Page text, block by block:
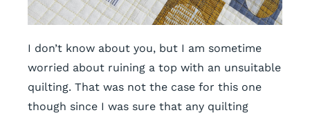
I don’t know about you, but I am sometime
worried about ruining a top with an unsuitable
quilting. That was not the case for this one
though since I was sure that any quilting